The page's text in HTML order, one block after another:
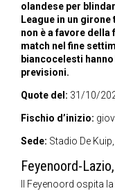
olandese per
League in un
non è a favore
match nel fine
biancocelesti
previsioni.
Quote del: 31/10/
Fischio d’inizio:
Sede: Stadio De
Feyenoord-
Il Feyenoord ospita